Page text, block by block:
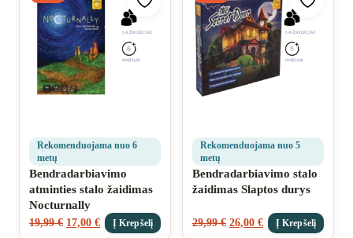
Pridėti prie mėgstamiausių
Rekomenduojama nuo 6
metų
Bendradarbiavimo
atminties stalo žaidimas
Nocturnally
19,99€ 17,00 € Į Krepšelį
Pridėti
Rekomenduojama nuo 5
metų
Bendradarbiavimo stalo
žaidimas Slaptos durys
29,99€ 26,00 € Į Krepšelį